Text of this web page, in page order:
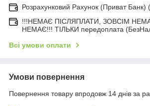
Розрахунковий Рахунок (Приват Банк)
!!!НЕМАЄ ПІСЛЯПЛАТИ, ЗОВСІМ
НЕМАЄ!!! ТІЛЬКИ передоплата
Всі умови оплати
Умови повернення
Повернення товару впродовж 14 днів за